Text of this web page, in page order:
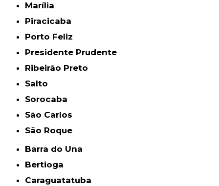
Marília
Piracicaba
Porto Feliz
Presidente Prudente
Ribeirão Preto
Salto
Sorocaba
São Carlos
São Roque
Barra do Una
Bertioga
Caraguatatuba